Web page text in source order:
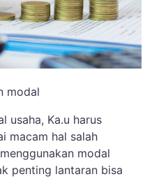
modal
usaha, Ka.u harus
macam hal salah
modal
penting lantaran bisa